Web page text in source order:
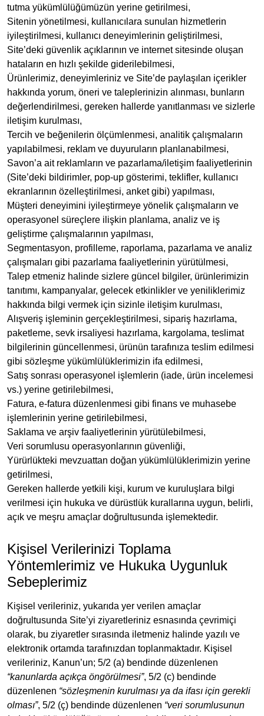
tutma yükümlülüğümüzün yerine getirilmesi,
Sitenin yönetilmesi, kullanıcılara sunulan hizmetlerin
iyileştirilmesi, kullanıcı deneyimlerinin geliştirilmesi,
Site’deki güvenlik açıklarının ve internet sitesinde oluşan
hataların en hızlı şekilde giderilebilmesi,
Ürünlerimiz, deneyimleriniz ve Site’de paylaşılan içerikler
hakkında yorum, öneri ve taleplerinizin alınması, bunların
değerlendirilmesi, gereken hallerde yanıtlanması ve sizlerle
iletişim kurulması,
Tercih ve beğenilerin ölçümlenmesi, analitik çalışmaların
yapılabilmesi, reklam ve duyuruların planlanabilmesi,
Savon’a ait reklamların ve pazarlama/iletişim faaliyetlerinin
(Site’deki bildirimler, pop-up gösterimi, teklifler, kullanıcı
ekranlarının özelleştirilmesi, anket gibi) yapılması,
Müşteri deneyimini iyileştirmeye yönelik çalışmaların ve
operasyonel süreçlere ilişkin planlama, analiz ve iş
geliştirme çalışmalarının yapılması,
Segmentasyon, profilleme, raporlama, pazarlama ve analiz
çalışmaları gibi pazarlama faaliyetlerinin yürütülmesi,
Talep etmeniz halinde sizlere güncel bilgiler, ürünlerimizin
tanıtımı, kampanyalar, gelecek etkinlikler ve yeniliklerimiz
hakkında bilgi vermek için sizinle iletişim kurulması,
Alışveriş işleminin gerçekleştirilmesi, sipariş hazırlama,
paketleme, sevk irsaliyesi hazırlama, kargolama, teslimat
bilgilerinin güncellenmesi, ürünün tarafınıza teslim edilmesi
gibi sözleşme yükümlülüklerimizin ifa edilmesi,
Satış sonrası operasyonel işlemlerin (iade, ürün incelemesi
vs.) yerine getirilebilmesi,
Fatura, e-fatura düzenlenmesi gibi finans ve muhasebe
işlemlerinin yerine getirilebilmesi,
Saklama ve arşiv faaliyetlerinin yürütülebilmesi,
Veri sorumlusu operasyonlarının güvenliği,
Yürürlükteki mevzuattan doğan yükümlülüklerimizin yerine
getirilmesi,
Gereken hallerde yetkili kişi, kurum ve kuruluşlara bilgi
verilmesi için hukuka ve dürüstlük kurallarına uygun, belirli,
açık ve meşru amaçlar doğrultusunda işlemektedir.
Kişisel Verilerinizi Toplama
Yöntemlerimiz ve Hukuka Uygunluk
Sebeplerimiz
Kişisel verileriniz, yukarıda yer verilen amaçlar
doğrultusunda Site’yi ziyaretleriniz esnasında çevrimiçi
olarak, bu ziyaretler sırasında iletmeniz halinde yazılı ve
elektronik ortamda tarafınızdan toplanmaktadır. Kişisel
verileriniz, Kanun’un; 5/2 (a) bendinde düzenlenen
“kanunlarda açıkça öngörülmesi”, 5/2 (c) bendinde
düzenlenen “sözleşmenin kurulması ya da ifası için gerekli
olması”, 5/2 (ç) bendinde düzenlenen “veri sorumlusunun